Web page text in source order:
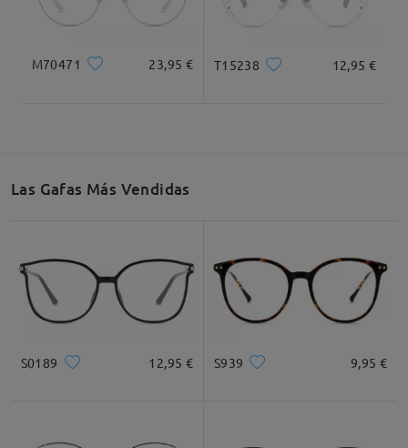
M70471 23,95 € T15238 12,95 €
Las Gafas Más Vendidas
S0189 12,95 € S939 9,95 €